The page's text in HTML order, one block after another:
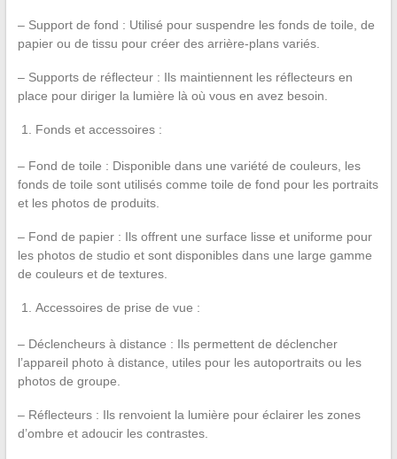
– Support de fond : Utilisé pour suspendre les fonds de toile, de
papier ou de tissu pour créer des arrière-plans variés.
– Supports de réflecteur : Ils maintiennent les réflecteurs en
place pour diriger la lumière là où vous en avez besoin.
Fonds et accessoires :
– Fond de toile : Disponible dans une variété de couleurs, les
fonds de toile sont utilisés comme toile de fond pour les portraits
et les photos de produits.
– Fond de papier : Ils offrent une surface lisse et uniforme pour
les photos de studio et sont disponibles dans une large gamme
de couleurs et de textures.
Accessoires de prise de vue :
– Déclencheurs à distance : Ils permettent de déclencher
l’appareil photo à distance, utiles pour les autoportraits ou les
photos de groupe.
– Réflecteurs : Ils renvoient la lumière pour éclairer les zones
d’ombre et adoucir les contrastes.